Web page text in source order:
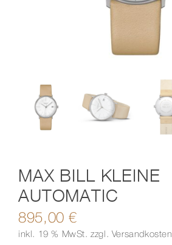
MAX BILL KLEINE
AUTOMATIC
895,00€
inkl. 19 % MwSt. zzgl. Versandkosten